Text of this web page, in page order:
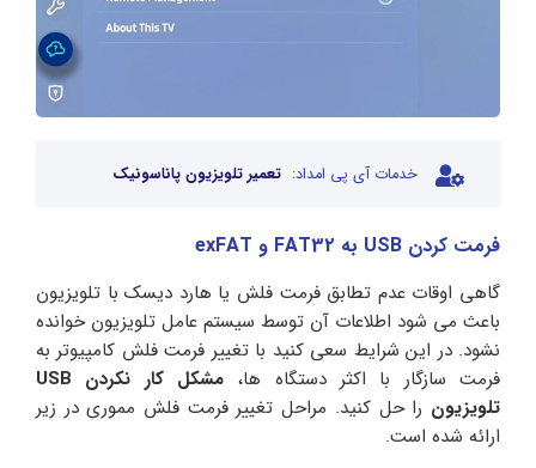
خدمات آی پی امداد: تعمیر تلویزیون پاناسونیک
فرمت کردن USB به FAT32 و exFAT
گاهی اوقات عدم تطابق فرمت فلش یا هارد دیسک با تلویزیون
باعث می شود اطلاعات آن توسط سیستم عامل تلویزیون خوانده
نشود. در این شرایط سعی کنید با تغییر فرمت فلش کامپیوتر به
فرمت سازگار با اکثر دستگاه ها،
مشکل کار نکردن USB
تلویزیون را حل کنید. مراحل تغییر فرمت فلش مموری در زیر
ارائه شده است.